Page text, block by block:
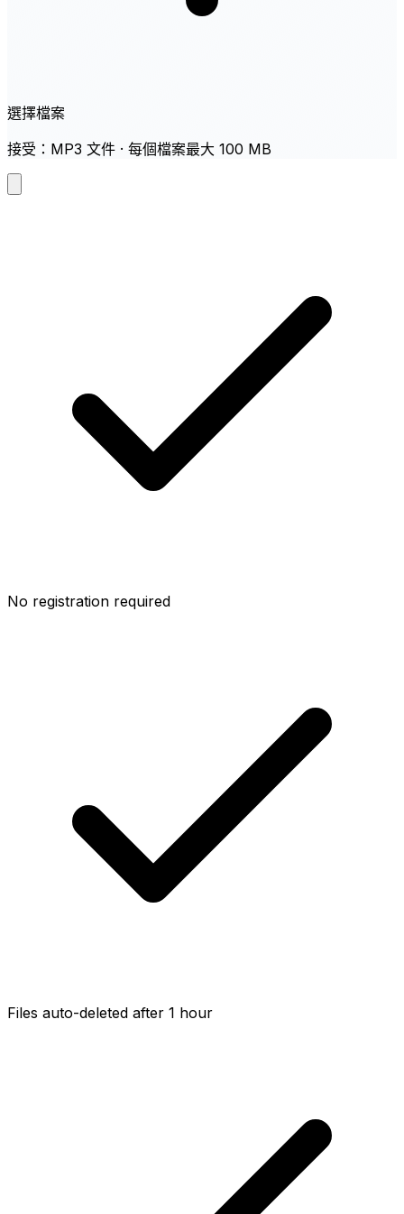
選擇檔案
接受：MP3 文件 · 每個檔案最大 100 MB
No registration required
Files auto-deleted after 1 hour